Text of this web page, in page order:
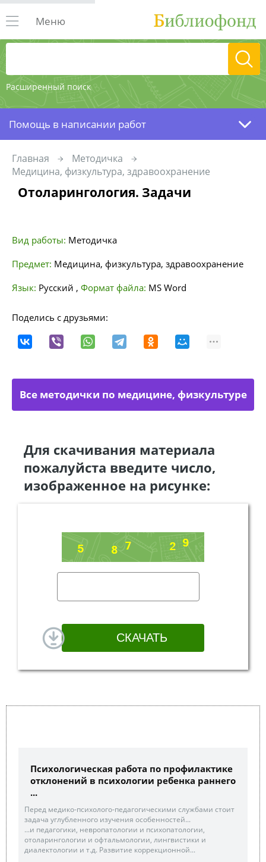
Расширенный поиск
Меню
Помощь в написании работ
Главная
Методичка
Медицина, физкультура, здравоохранение
Отоларингология. Задачи
Вид работы: Методичка
Предмет: Медицина, физкультура, здравоохранение
Язык: Русский , Формат файла: MS Word
Поделись с друзьями:
Все методички по медицине, физкультуре
Для скачивания материала
пожалуйста введите число,
изображенное на рисунке:
Психологическая работа по профилактике
отклонений в психологии ребенка раннего
...
Перед медико-психолого-педагогическими службами стоит
задача углубленного изучения особенностей...
...и педагогики, невропатологии и психопатологии,
отоларингологии и офтальмологии, лингвистики и
диалектологии и т.д. Развитие коррекционной...